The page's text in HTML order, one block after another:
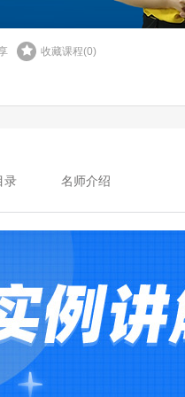
收藏课程(0)
录 名师介绍